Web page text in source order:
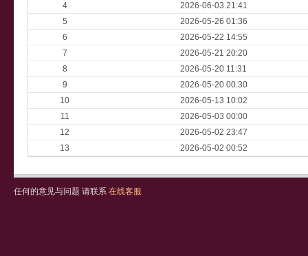
4
2026-06-03 21:41
5
2026-05-26 01:36
6
2026-05-22 14:55
7
2026-05-21 20:20
8
2026-05-20 11:31
9
2026-05-20 00:30
10
2026-05-13 10:02
11
2026-05-03 00:00
12
2026-05-02 23:47
13
2026-05-02 00:52
任何的意见与问题 请联系 在线客服